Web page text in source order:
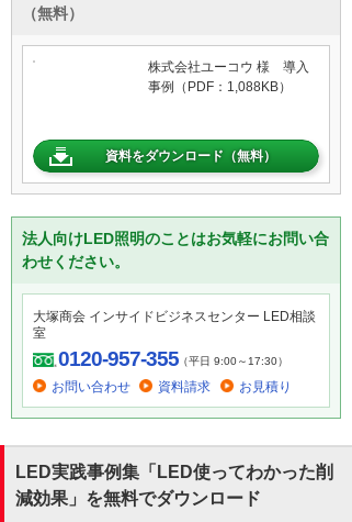
（無料）
株式会社ユーコウ 様 導入
事例（PDF：1,088KB）
資料をダウンロード（無料）
法人向けLED照明のことはお気軽にお問い合
わせください。
大塚商会 インサイドビジネスセンター LED相談
室
0120-957-355（平日 9:00～17:30）
お問い合わせ 資料請求 お見積り
LED実践事例集「LED使ってわかった削
減効果」を無料でダウンロード